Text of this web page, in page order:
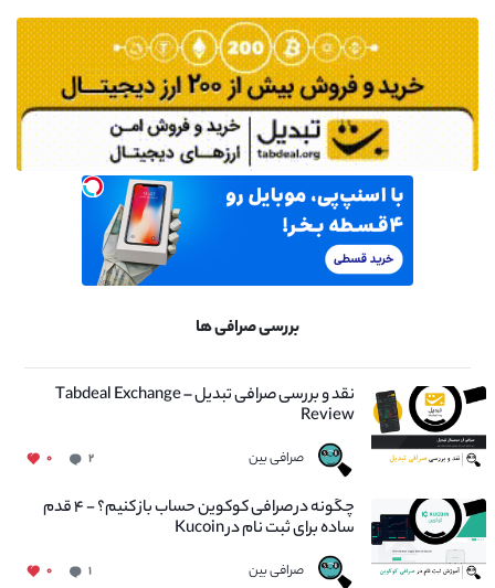
بررسی صرافی ها
نقد و بررسی صرافی تبدیل – Tabdeal Exchange
Review
صرافی بین ۲ ۰
چگونه در صرافی کوکوین حساب باز کنیم؟ - ۴ قدم
ساده برای ثبت نام در Kucoin
صرافی بین ۱ ۰